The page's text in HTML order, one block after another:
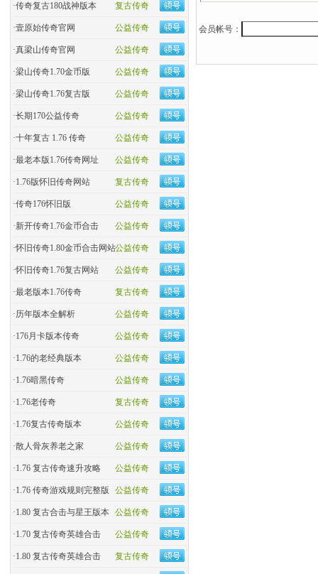
复古传奇
·传奇复古180战神版本
公益传奇
·壹原始传奇官网
公益传奇
·真梁山传奇官网
公益传奇
·梁山传奇1.70金币版
公益传奇
·梁山传奇1.76复古版
公益传奇
·长期170公益传奇
公益传奇
·十年复古 1.76 传奇
公益传奇
·最老本版1.76传奇网址
复古传奇
·1.76版怀旧传奇网站
公益传奇
·传奇176怀旧版
公益传奇
·新开传奇1.76金币合击
公益传奇
·怀旧传奇1.80金币合击网站
公益传奇
·怀旧传奇1.76复古网站
复古传奇
·最老版本1.76传奇
公益传奇
·历年版本全解析
公益传奇
·176月卡版本传奇
公益传奇
·1.76的老经典版本
公益传奇
·1.76暗黑传奇
复古传奇
·1.76老传奇
公益传奇
·1.76复古传奇版本
公益传奇
·散人骨灰养老之家
公益传奇
·1.76 复古传奇速升攻略
公益传奇
·1.76 传奇游戏规则完整版
公益传奇
·1.80 复古合击与星王版本
公益传奇
·1.70 复古传奇英雄合击
复古传奇
·1.80 复古传奇英雄合击
会员帐号：